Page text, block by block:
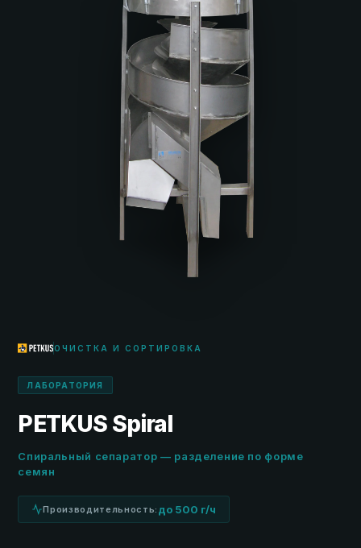
ОЧИСТКА И СОРТИРОВКА
ЛАБОРАТОРИЯ
PETKUS Spiral
Спиральный сепаратор — разделение по форме
семян
Производительность: до 500 г/ч